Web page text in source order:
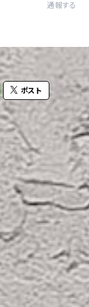
通報する
ポスト